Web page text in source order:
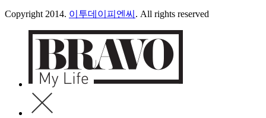
Copyright 2014. 이투데이피엔씨 . All rights reserved